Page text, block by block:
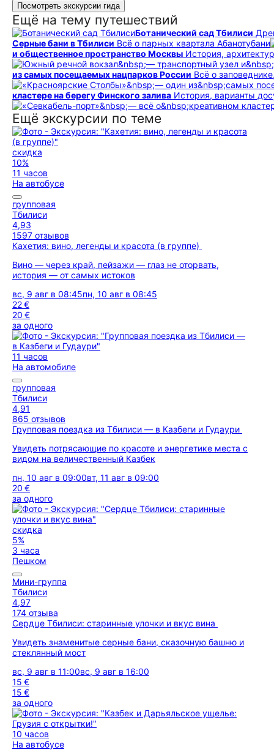
Посмотреть экскурсии гида
Ещё на тему путешествий
Ботанический сад Тбилиси
Серные бани в Тбилиси Всё о парных квартала Абанотубани
и общественное пространство Москвы История,
из самых посещаемых нацпарков России Всё о
кластере на берегу Финского залива История, варианты
Ещё экскурсии по теме
скидка
10%
11 часов
На автобусе
групповая
Тбилиси
4,93
1597 отзывов
Кахетия: вино, легенды и красота (в группе)
Вино — через край, пейзажи — глаз не оторвать,
история — от самых истоков
вс, 9 авг в 08:45пн, 10 авг в 08:45
22 €
20 €
за одного
11 часов
На автомобиле
групповая
Тбилиси
4,91
865 отзывов
Групповая поездка из Тбилиси — в Казбеги и Гудаури
Увидеть потрясающие по красоте и энергетике места с
видом на величественный Казбек
пн, 10 авг в 09:00вт, 11 авг в 09:00
20 €
за одного
скидка
5%
3 часа
Пешком
Мини-группа
Тбилиси
4,97
174 отзыва
Сердце Тбилиси: старинные улочки и вкус вина
Увидеть знаменитые серные бани, сказочную башню и
стеклянный мост
вс, 9 авг в 11:00вс, 9 авг в 16:00
15 €
15 €
за одного
10 часов
На автобусе